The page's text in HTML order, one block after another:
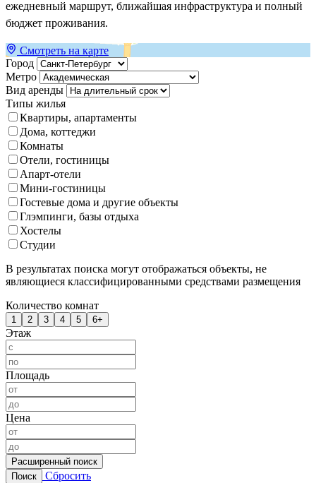
ежедневный маршрут, ближайшая инфраструктура и полный
бюджет проживания.
Смотреть на карте
Город
Метро
Вид аренды
Типы жилья
Квартиры, апартаменты
Дома, коттеджи
Комнаты
Отели, гостиницы
Апарт-отели
Мини-гостиницы
Гостевые дома и другие объекты
Глэмпинги, базы отдыха
Хостелы
Студии
В результатах поиска могут отображаться объекты, не
являющиеся классифицированными средствами размещения
Количество комнат
1 2 3 4 5 6+
Этаж
Площадь
Цена
Расширенный поиск
Поиск
Сбросить